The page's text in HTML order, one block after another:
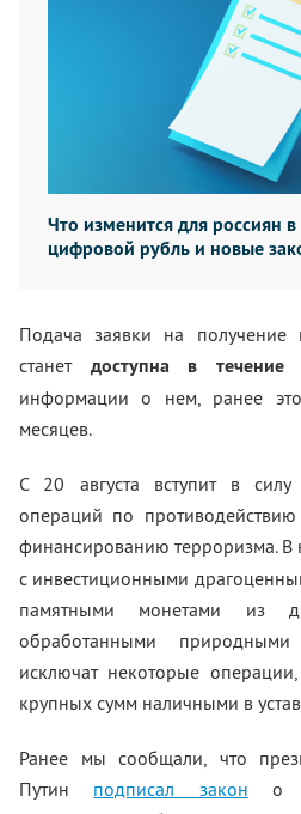
Что изменится для россиян
цифровой рубль и новые
Подача заявки на получение
станет доступна в течение
информации о нем, ранее
месяцев.
С 20 августа вступит в
операций по
финансированию терроризма. В
с инвестиционными
памятными монетами из
обработанными
исключат некоторые
крупных сумм наличными в
Ранее мы сообщали, что
Путин подписал закон о